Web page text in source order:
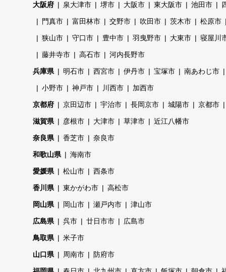
大阪府 泉大津市 堺市 大阪市 東大阪市 池田市
門真市 富田林市 交野市 吹田市 茨木市 松原市
狭山市 守口市 豊中市 羽曳野市 大東市 寝屋川
藤井寺市 高石市 河内長野市
兵庫県 明石市 西宮市 伊丹市 宝塚市 南あわじ市
小野市 神戸市 川西市 加西市
京都府 京田辺市 宇治市 長岡京市 城陽市 京都市
滋賀県 彦根市 大津市 草津市 近江八幡市
奈良県 香芝市 奈良市
和歌山県 海南市
愛媛県 松山市 西条市
香川県 東かがわ市 高松市
岡山県 岡山市 瀬戸内市 津山市
広島県 呉市 廿日市市 広島市
鳥取県 米子市
山口県 周南市 防府市